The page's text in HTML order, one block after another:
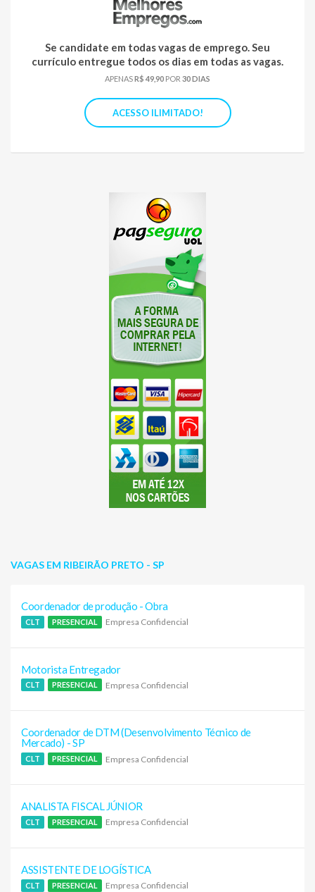
Se candidate em todas vagas de emprego. Seu
currículo entregue todos os dias em todas as vagas.
APENASR$ 49,90 POR 30 DIAS
ACESSO ILIMITADO!
VAGAS EM RIBEIRÃO PRETO - SP
Coordenador de produção - Obra
CLT PRESENCIAL Empresa Confidencial
Motorista Entregador
CLT PRESENCIAL Empresa Confidencial
Coordenador de DTM (Desenvolvimento Técnico de
Mercado) - SP
CLT PRESENCIAL Empresa Confidencial
ANALISTA FISCAL JÚNIOR
CLT PRESENCIAL Empresa Confidencial
ASSISTENTE DE LOGÍSTICA
CLT PRESENCIAL Empresa Confidencial